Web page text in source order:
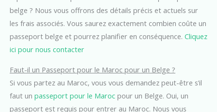
belge ? Nous vous offrons des détails précis et actuels sur
les frais associés. Vous saurez exactement combien coûte un
passeport belge et pourrez planifier en conséquence. Cliquez
ici pour nous contacter
Faut-il un Passeport pour le Maroc pour un Belge ?
Si vous partez au Maroc, vous vous demandez peut-être s’il
faut un passeport pour le Maroc pour un Belge. Oui, un
passeport est requis pour entrer au Maroc. Nous vous